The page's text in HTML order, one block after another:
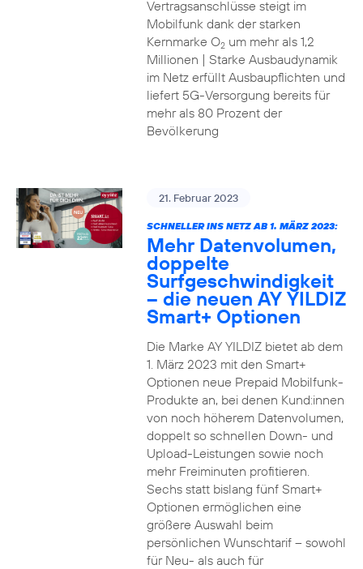
Vertragsanschlüsse steigt im
Mobilfunk dank der starken
Kernmarke O2um mehr als 1,2
Millionen | Starke Ausbaudynamik
im Netz erfüllt Ausbaupflichten und
liefert 5G-Versorgung bereits für
mehr als 80 Prozent der
Bevölkerung
21. Februar 2023
SCHNELLER INS NETZ AB 1. MÄRZ 2023:
Mehr Datenvolumen,
doppelte
Surfgeschwindigkeit
– die neuen AY YILDIZ
Smart+ Optionen
Die Marke AY YILDIZ bietet ab dem
1. März 2023 mit den Smart+
Optionen neue Prepaid Mobilfunk-
Produkte an, bei denen Kund:innen
von noch höherem Datenvolumen,
doppelt so schnellen Down- und
Upload-Leistungen sowie noch
mehr Freiminuten profitieren.
Sechs statt bislang fünf Smart+
Optionen ermöglichen eine
größere Auswahl beim
persönlichen Wunschtarif – sowohl
für Neu- als auch für